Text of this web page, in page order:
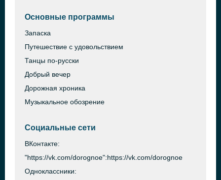
Основные программы
Запаска
Путешествие с удовольствием
Танцы по-русски
Добрый вечер
Дорожная хроника
Музыкальное обозрение
Социальные сети
ВКонтакте:
"https://vk.com/dorognoe":https://vk.com/dorognoe
Одноклассники: